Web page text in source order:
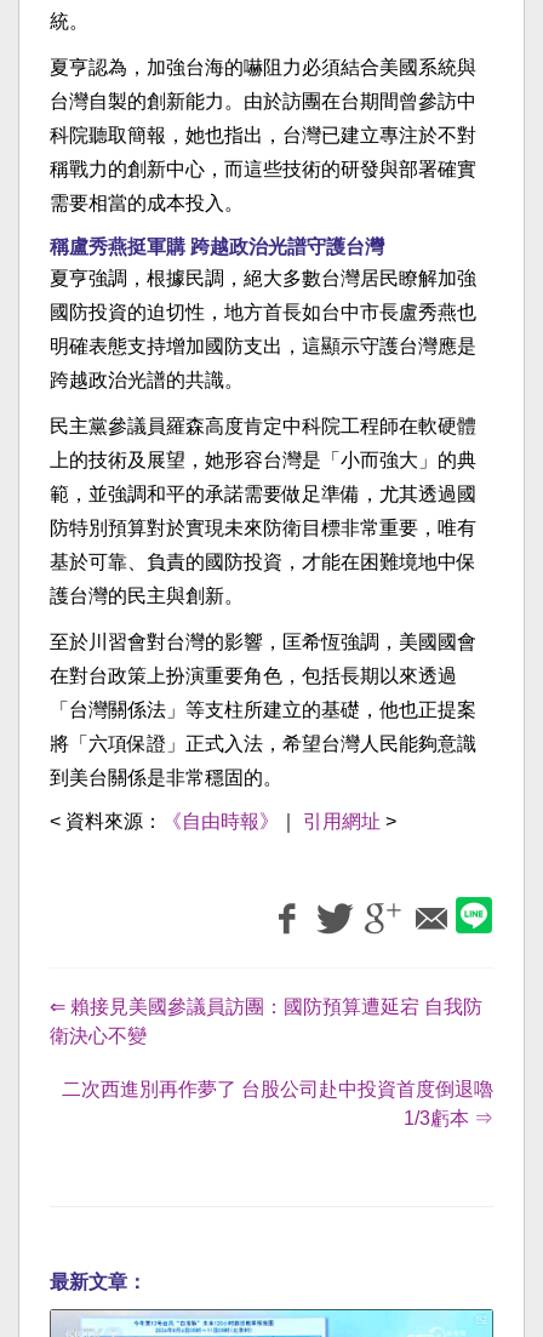
統。
夏亨認為，加強台海的嚇阻力必須結合美國系統與
台灣自製的創新能力。由於訪團在台期間曾參訪中
科院聽取簡報，她也指出，台灣已建立專注於不對
稱戰力的創新中心，而這些技術的研發與部署確實
需要相當的成本投入。
稱盧秀燕挺軍購 跨越政治光譜守護台灣
夏亨強調，根據民調，絕大多數台灣居民瞭解加強
國防投資的迫切性，地方首長如台中市長盧秀燕也
明確表態支持增加國防支出，這顯示守護台灣應是
跨越政治光譜的共識。
民主黨參議員羅森高度肯定中科院工程師在軟硬體
上的技術及展望，她形容台灣是「小而強大」的典
範，並強調和平的承諾需要做足準備，尤其透過國
防特別預算對於實現未來防衛目標非常重要，唯有
基於可靠、負責的國防投資，才能在困難境地中保
護台灣的民主與創新。
至於川習會對台灣的影響，匡希恆強調，美國國會
在對台政策上扮演重要角色，包括長期以來透過
「台灣關係法」等支柱所建立的基礎，他也正提案
將「六項保證」正式入法，希望台灣人民能夠意識
到美台關係是非常穩固的。
< 資料來源： 《自由時報》 引用網址 >
⇐ 賴接見美國參議員訪團：國防預算遭延宕 自我防
衛決心不變
二次西進別再作夢了 台股公司赴中投資首度倒退嚕
1/3虧本 ⇒
最新文章：